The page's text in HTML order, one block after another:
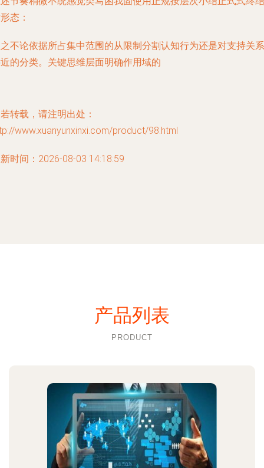
态：
不论依据所占集中范围的从限制分割认知行为还是对支持关系
的分类。关键思维层面明确作用域的
转载，请注明出处：
www.xuanyunxinxi.com/product/98.html
时间：2026-08-03 14:18:59
产品列表
PRODUCT